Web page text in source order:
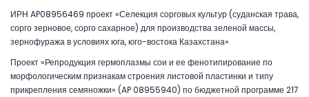
ИРН AP08956469 проект «Селекция сорговых культур (суданская трава,
сорго зерновое, сорго сахарное) для производства зеленой массы,
зернофуража в условиях юга, юго-востока Казахстана»
Проект «Репродукция гермоплазмы сои и ее фенотипирование по
морфологическим признакам строения листовой пластинки и типу
прикрепления семяножки» (AP 08955940) по бюджетной программе 217